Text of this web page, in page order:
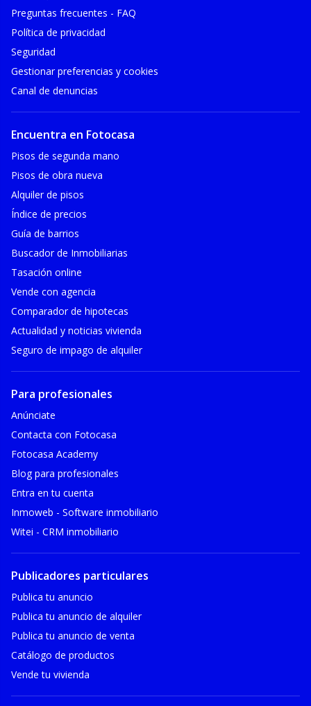
Preguntas frecuentes - FAQ
Política de privacidad
Seguridad
Gestionar preferencias y cookies
Canal de denuncias
Encuentra en Fotocasa
Pisos de segunda mano
Pisos de obra nueva
Alquiler de pisos
Índice de precios
Guía de barrios
Buscador de Inmobiliarias
Tasación online
Vende con agencia
Comparador de hipotecas
Actualidad y noticias vivienda
Seguro de impago de alquiler
Para profesionales
Anúnciate
Contacta con Fotocasa
Fotocasa Academy
Blog para profesionales
Entra en tu cuenta
Inmoweb - Software inmobiliario
Witei - CRM inmobiliario
Publicadores particulares
Publica tu anuncio
Publica tu anuncio de alquiler
Publica tu anuncio de venta
Catálogo de productos
Vende tu vivienda